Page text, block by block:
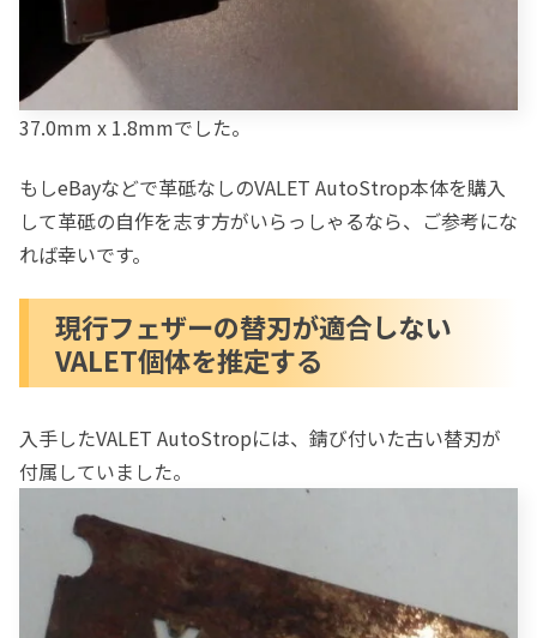
37.0mm x 1.8mmでした。
もしeBayなどで革砥なしのVALET AutoStrop本体を購入
して革砥の自作を志す方がいらっしゃるなら、ご参考にな
れば幸いです。
現行フェザーの替刃が適合しない
VALET個体を推定する
入手したVALET AutoStropには、錆び付いた古い替刃が
付属していました。